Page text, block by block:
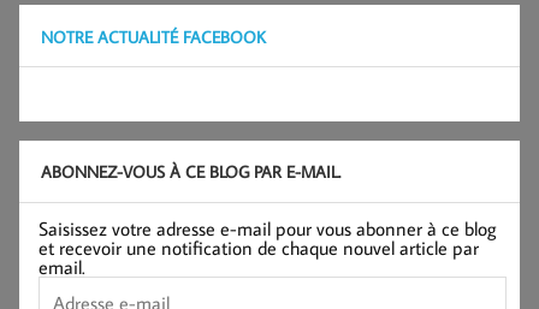
NOTRE ACTUALITÉ FACEBOOK
ABONNEZ-VOUS À CE BLOG PAR E-MAIL.
Saisissez votre adresse e-mail pour vous abonner à ce blog
et recevoir une notification de chaque nouvel article par
email.
Adresse
e-